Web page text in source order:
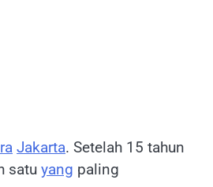
Jakarta. Setelah 15 tahun
satu yang paling